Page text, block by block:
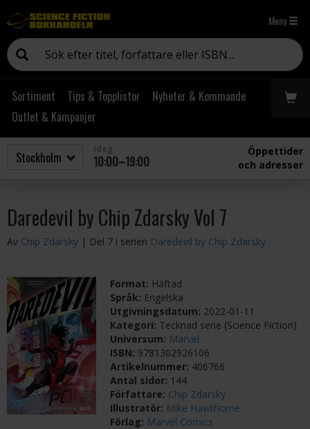
Meny
Sortiment Tips & Topplistor
Nyheter & Kommande
Outlet & Kampanjer
10:00–19:00
Öppettider
och adresser
Daredevil by Chip Zdarsky Vol 7
Av Chip Zdarsky | Del 7 i serien Daredevil by Chip Zdarsky
Format: Häftad
Språk: Engelska
Utgivningsdatum: 2022-01-11
Kategori: Tecknad serie (Science Fiction)
Universum: Marvel
ISBN: 9781302926106
Artikelnummer: 406766
Antal sidor: 144
Författare: Chip Zdarsky
Illustratör: Mike Hawthorne
Förlag: Marvel Comics